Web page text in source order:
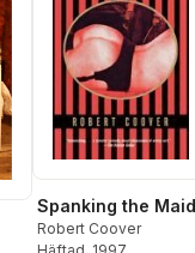
Spanking the Maid
Robert Coover